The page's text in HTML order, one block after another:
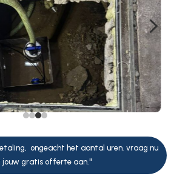
5
ongeacht het aantal uren. vraag nu
jouw gratis offerte aan."